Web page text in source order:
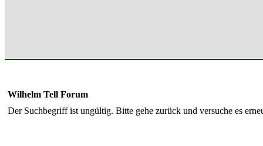
Wilhelm Tell Forum
Der Suchbegriff ist ungültig. Bitte gehe zurück und versuche es